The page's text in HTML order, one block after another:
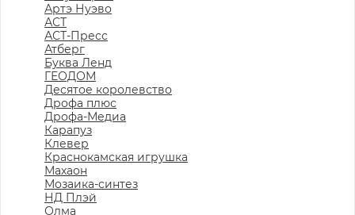
Артэ Нуэво
АСТ
АСТ-Пресс
Атберг
Буква Ленд
ГЕОДОМ
Десятое королевство
Дрофа плюс
Дрофа-Медиа
Карапуз
Клевер
Краснокамская игрушка
Махаон
Мозаика-синтез
НД Плэй
Олма